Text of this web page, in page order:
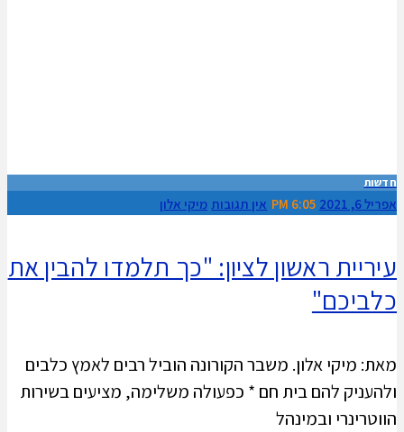
חדשות
אפריל 6, 2021 6:05 PM אין תגובות מיקי אלון
עיריית ראשון לציון: "כך תלמדו להבין את
כלביכם"
מאת: מיקי אלון. משבר הקורונה הוביל רבים לאמץ כלבים
ולהעניק להם בית חם * כפעולה משלימה, מציעים בשירות
הווטרינרי ובמינהל